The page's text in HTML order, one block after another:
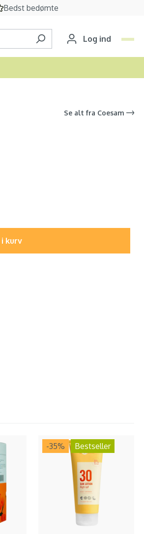
Bedst bedømte
Log ind
Se alt fra Coesam
kurv
-35% Bestseller